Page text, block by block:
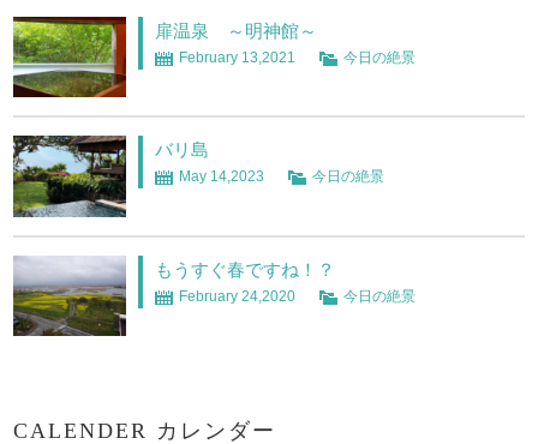
扉温泉 ～明神館～
February 13,2021 今日の絶景
バリ島
May 14,2023 今日の絶景
もうすぐ春ですね！？
February 24,2020 今日の絶景
CALENDER カレンダー